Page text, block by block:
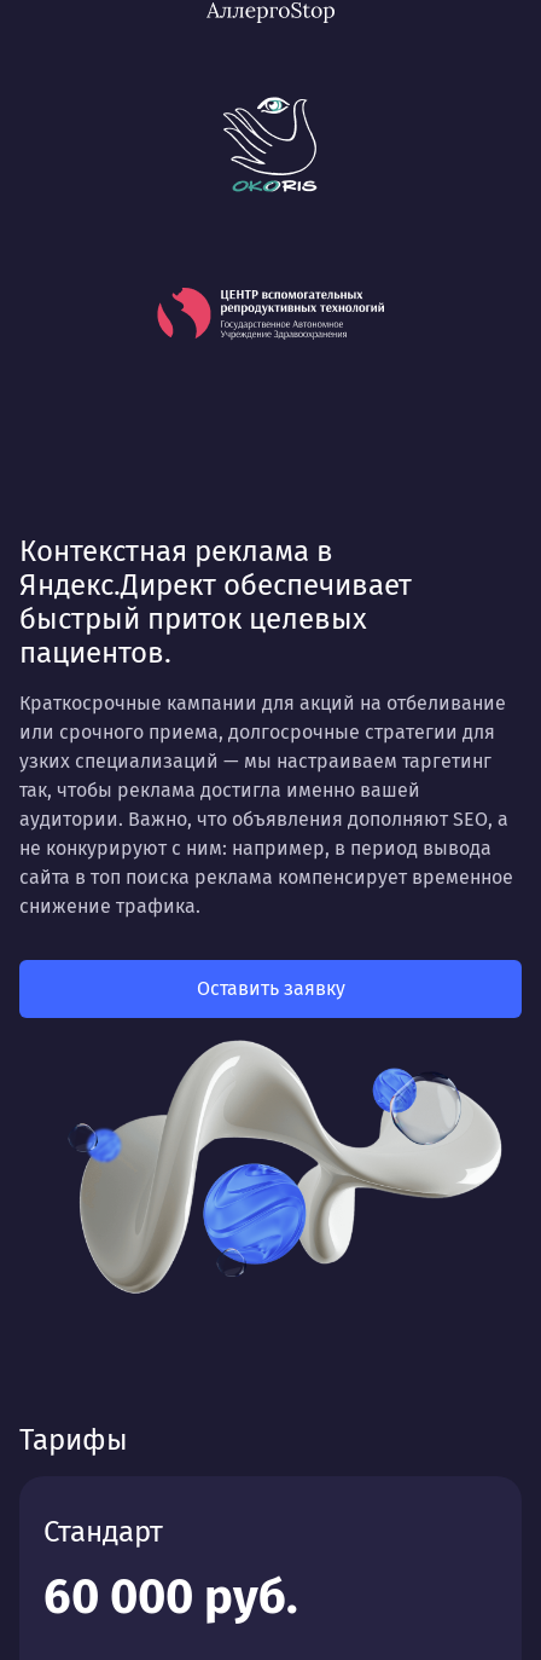
Контекстная реклама в
Яндекс.Директ обеспечивает
быстрый приток целевых
пациентов.
Краткосрочные кампании для акций на отбеливание
или срочного приема, долгосрочные стратегии для
узких специализаций — мы настраиваем таргетинг
так, чтобы реклама достигла именно вашей
аудитории. Важно, что объявления дополняют SEO, а
не конкурируют с ним: например, в период вывода
сайта в топ поиска реклама компенсирует временное
снижение трафика.
Оставить заявку
Тарифы
Стандарт
60 000 руб.